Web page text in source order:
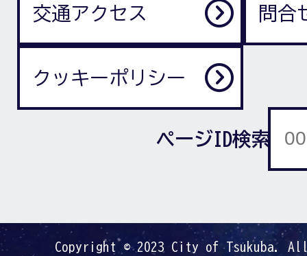
交通アクセス 問合
クッキーポリシー
ページID検索
Copyright © 2023 City of Tsukuba.